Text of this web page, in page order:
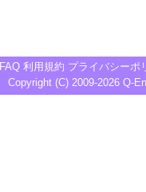
FAQ 利用規約 プライバシーポ
Copyright (C) 2009-2026 Q-